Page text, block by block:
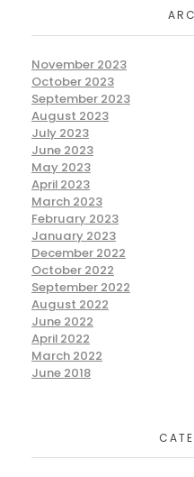
November 2023
October 2023
September 2023
August 2023
July 2023
June 2023
May 2023
April 2023
March 2023
February 2023
January 2023
December 2022
October 2022
September 2022
August 2022
June 2022
April 2022
March 2022
June 2018